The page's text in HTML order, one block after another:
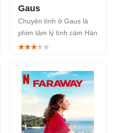
Gaus
Chuyện tình ở Gaus là
phim tâm lý tình cảm Hàn
Quốc phát sóng trên ứng
được chuyển thể dựa
trên webtoon cùng tên
trên Naver của Kwak
Baek-soo xoay quanh
những câu chuyện tình